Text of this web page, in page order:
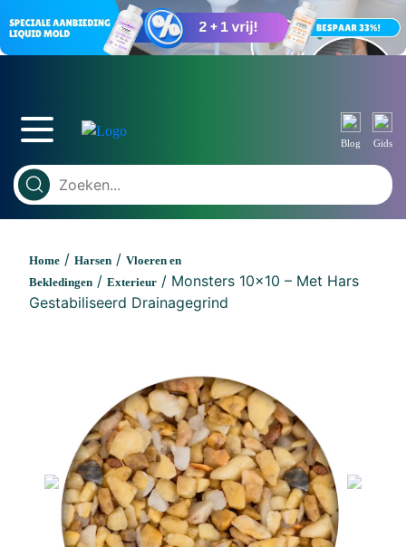
Blog Gids
Home / Harsen / Vloeren en
Bekledingen / Exterieur / Monsters 10×10 – Met Hars
Gestabiliseerd Drainagegrind
Previous Next